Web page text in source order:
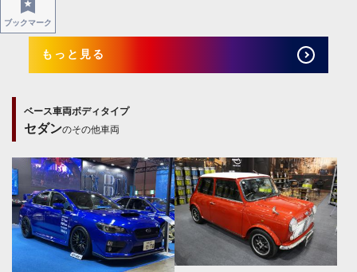
もっと見る
ベース車両ボディタイプ
セダンのその他車両
ブックマーク